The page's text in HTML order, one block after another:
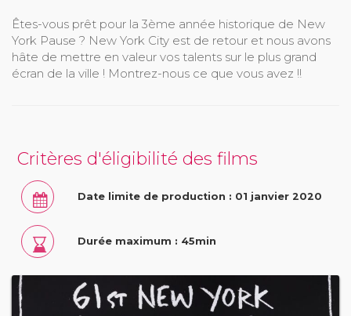
Êtes-vous prêt pour la 3ème année historique de New
York Pause ? New York City est de retour et nous avons
hâte de mettre en valeur vos talents sur le plus grand
écran de la ville ! Montrez-nous ce que vous avez !!
Critères d'éligibilité des films
Date limite de production : 01 janvier 2020
Durée maximum : 45min